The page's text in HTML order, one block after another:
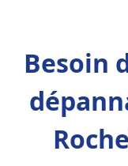
Besoin